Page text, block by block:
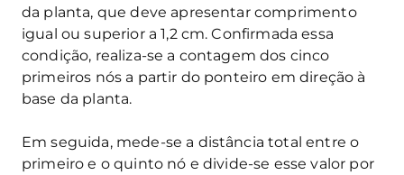
da planta, que deve apresentar comprimento
igual ou superior a 1,2 cm. Confirmada essa
condição, realiza-se a contagem dos cinco
primeiros nós a partir do ponteiro em direção à
base da planta.
Em seguida, mede-se a distância total entre o
primeiro e o quinto nó e divide-se esse valor por